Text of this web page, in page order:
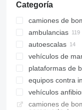
Categoría
camiones de
ambulancias
autoescalas
vehículos de
plataformas de
equipos contra
vehículos
camiones de